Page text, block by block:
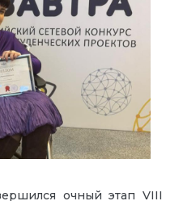
очный этап VIII